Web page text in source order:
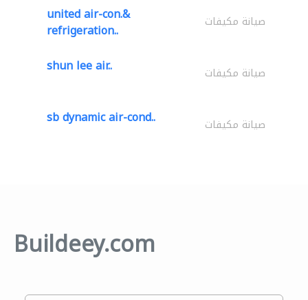
united air-con.&
refrigeration.. صيانة مكيفات
shun lee air.. صيانة مكيفات
sb dynamic air-cond.. صيانة مكيفات
Buildeey.com